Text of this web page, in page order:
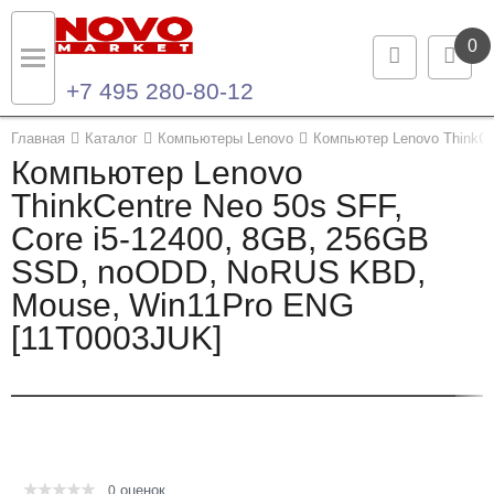
0
+7 495 280-80-12
Главная Каталог Компьютеры Lenovo Компьютер Lenovo
Компьютер Lenovo
ThinkCentre Neo 50s SFF,
Core i5-12400, 8GB, 256GB
SSD, noODD, NoRUS KBD,
Mouse, Win11Pro ENG
[11T0003JUK]
0 оценок
Назад
Каталог продукции
Ноутбуки и ультрабуки
Компьютеры
Моноблоки
Назад
Контакты
Контактная информация